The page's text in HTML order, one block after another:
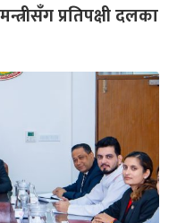
प्रतिपक्षी दलका